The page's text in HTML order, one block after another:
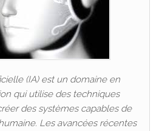
(IA) est un domaine en
qui utilise des techniques
des systèmes capables de
Les avancées récentes